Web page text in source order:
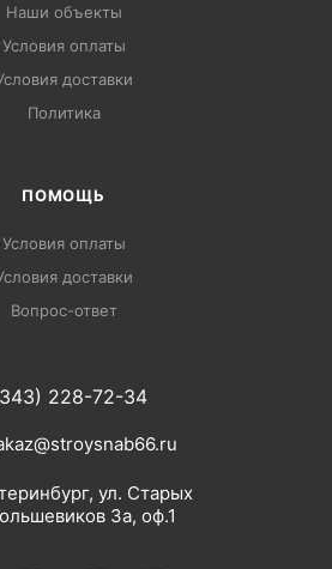
Наши объекты
Условия оплаты
доставки
Политика
ПОМОЩЬ
Условия оплаты
доставки
Вопрос-ответ
228-72-34
ул. Старых
3а, оф.1